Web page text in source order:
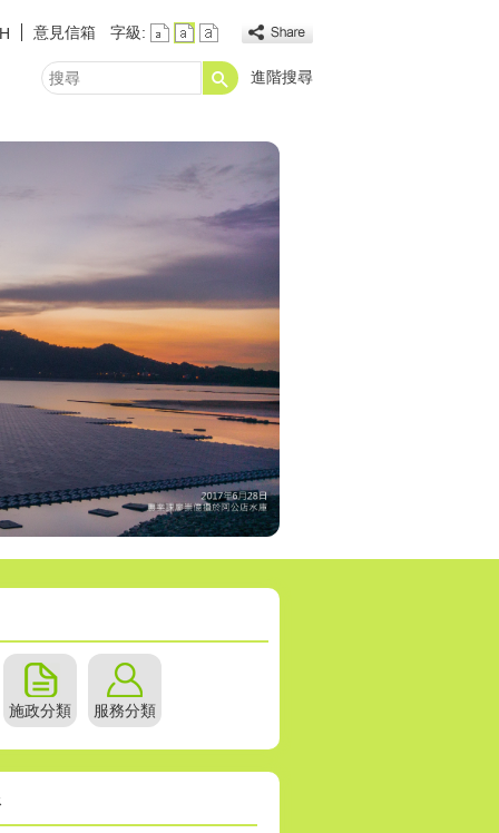
意見信箱 字級:
搜
進階搜尋
施政分類 服務分類